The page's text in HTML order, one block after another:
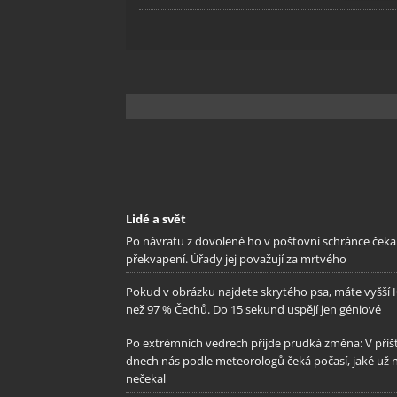
Lidé a svět
Po návratu z dovolené ho v poštovní schránce
překvapení. Úřady jej považují za mrtvého
Pokud v obrázku najdete skrytého psa, máte vyšší
než 97 % Čechů. Do 15 sekund uspějí jen géniové
Po extrémních vedrech přijde prudká změna: V
dnech nás podle meteorologů čeká počasí, jaké už
nečekal